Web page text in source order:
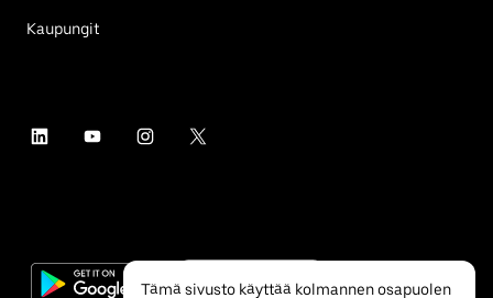
Kaupungit
Tämä sivusto käyttää kolmannen osapuolen